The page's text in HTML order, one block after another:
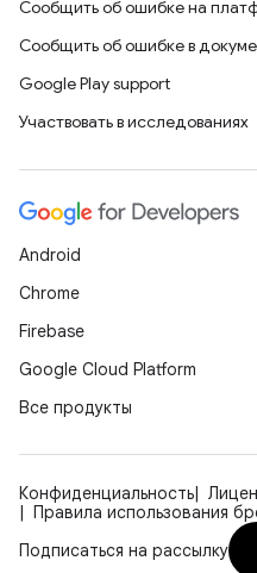
Сообщить об ошибке на
Сообщить об ошибке в
Google Play support
Участвовать в исследованиях
Android
Chrome
Firebase
Google Cloud Platform
Все продукты
Конфиденциальность
Правила использования
Подписаться на рассылку